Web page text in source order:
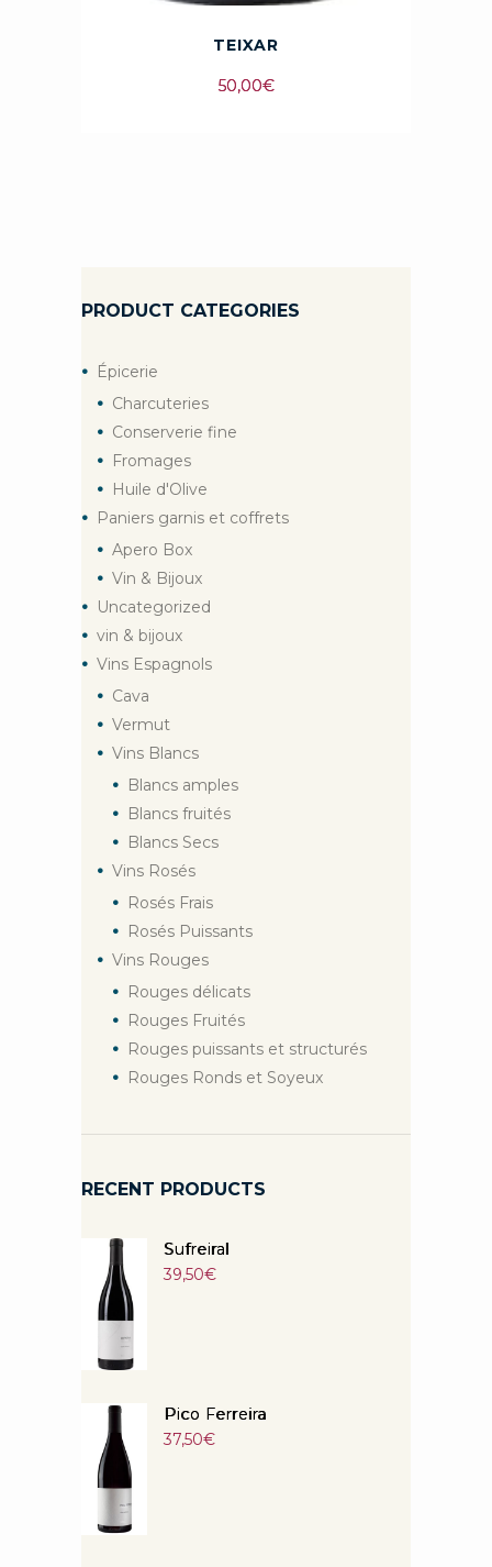
TEIXAR
50,00€
PRODUCT CATEGORIES
Épicerie
Charcuteries
Conserverie fine
Fromages
Huile d'Olive
Paniers garnis et coffrets
Apero Box
Vin & Bijoux
Uncategorized
vin & bijoux
Vins Espagnols
Cava
Vermut
Vins Blancs
Blancs amples
Blancs fruités
Blancs Secs
Vins Rosés
Rosés Frais
Rosés Puissants
Vins Rouges
Rouges délicats
Rouges Fruités
Rouges puissants et structurés
Rouges Ronds et Soyeux
RECENT PRODUCTS
Sufreiral
39,50€
Pico Ferreira
37,50€